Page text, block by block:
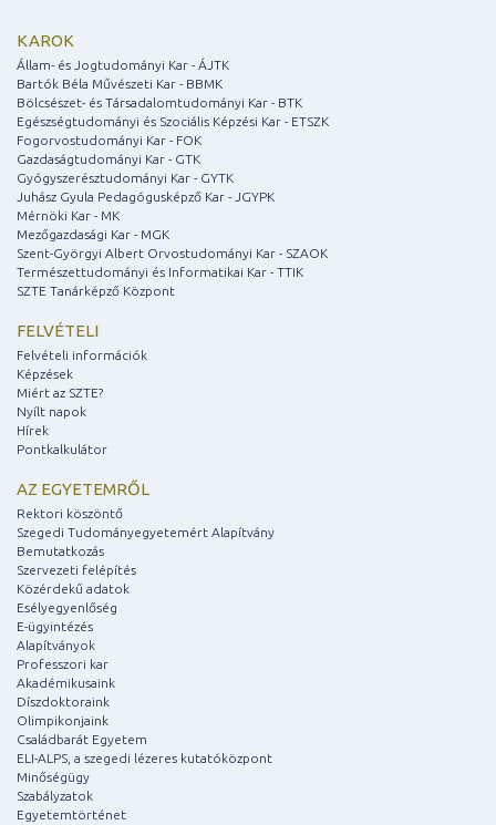
KAROK
Állam- és Jogtudományi Kar - ÁJTK
Bartók Béla Művészeti Kar - BBMK
Bölcsészet- és Társadalomtudományi Kar - BTK
Egészségtudományi és Szociális Képzési Kar - ETSZK
Fogorvostudományi Kar - FOK
Gazdaságtudományi Kar - GTK
Gyógyszerésztudományi Kar - GYTK
Juhász Gyula Pedagógusképző Kar - JGYPK
Mérnöki Kar - MK
Mezőgazdasági Kar - MGK
Szent-Györgyi Albert Orvostudományi Kar - SZAOK
Természettudományi és Informatikai Kar - TTIK
SZTE Tanárképző Központ
FELVÉTELI
Felvételi információk
Képzések
Miért az SZTE?
Nyílt napok
Hírek
Pontkalkulátor
AZ EGYETEMRŐL
Rektori köszöntő
Szegedi Tudományegyetemért Alapítvány
Bemutatkozás
Szervezeti felépítés
Közérdekű adatok
Esélyegyenlőség
E-ügyintézés
Alapítványok
Professzori kar
Akadémikusaink
Díszdoktoraink
Olimpikonjaink
Családbarát Egyetem
ELI-ALPS, a szegedi lézeres kutatóközpont
Minőségügy
Szabályzatok
Egyetemtörténet